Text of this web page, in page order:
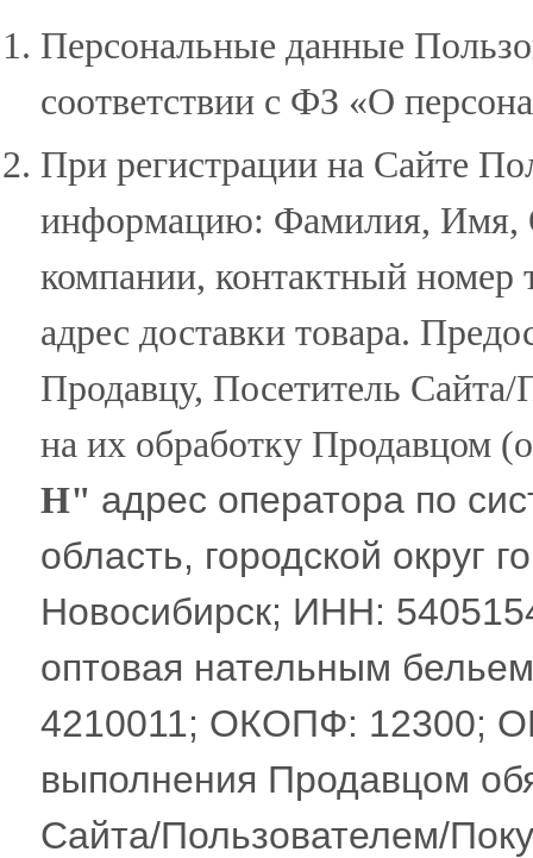
Персональные данные
соответствии с ФЗ «О
При регистрации на Сайте
информацию: Фамилия, Имя,
компании, контактный номер
адрес доставки товара.
Продавцу, Посетитель Сайта/
на их обработку Продавцом
Н" адрес оператора по
область, городской округ
Новосибирск; ИНН:
оптовая нательным
4210011; ОКОПФ: 12300;
выполнения Продавцом
Сайта/Пользователем/